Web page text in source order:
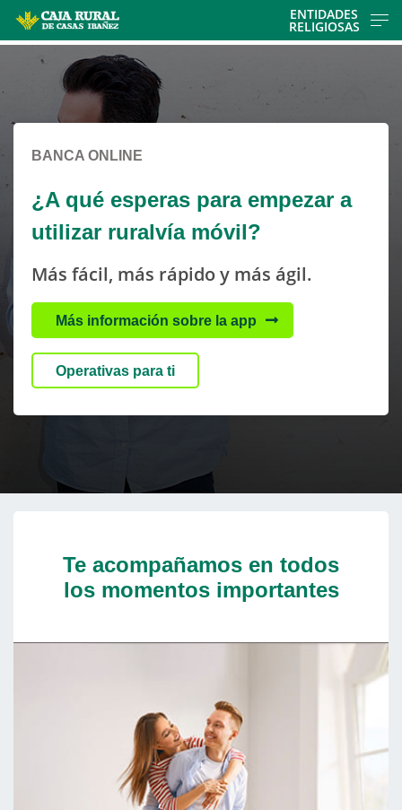
ENTIDADES
RELIGIOSAS
Cargando
contenido,
por
favor
Cargando
contenido,
favor
BANCA ONLINE
¿A qué esperas para empezar a
utilizar ruralvía móvil?
Más fácil, más rápido y más ágil.
Más información sobre la app
Operativas para ti
Te acompañamos en todos
los momentos importantes